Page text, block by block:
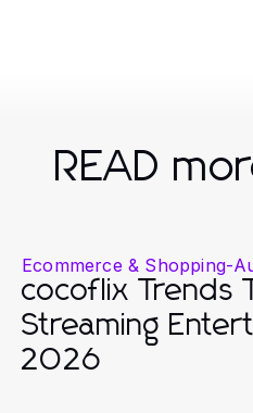
READ
Ecommerce & Shopping-
cocoflix Trends
Streaming
2026